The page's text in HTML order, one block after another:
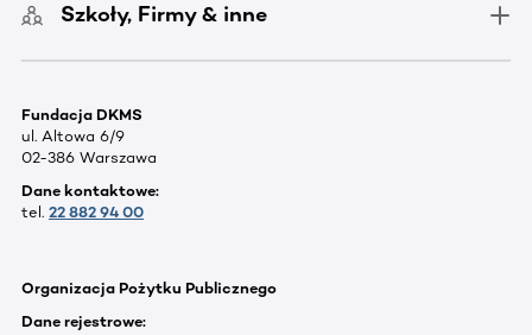
Szkoły, Firmy & inne
Fundacja DKMS
ul. Altowa 6/9
02-386 Warszawa
Dane kontaktowe:
tel. 22 882 94 00
Organizacja Pożytku Publicznego
Dane rejestrowe: